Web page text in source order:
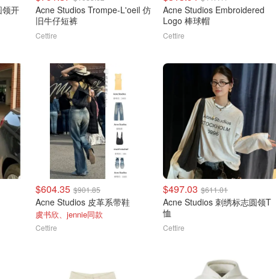
开
Acne Studios Trompe-L'oeil 仿
旧牛仔短裤
Cettire
Acne Studios Embroidered
Logo 棒球帽
Cettire
$604.35 $901.85
Acne Studios 皮革系带鞋
虞书欣、jennie同款
Cettire
$497.03 $611.01
Acne Studios 刺绣标志圆领T
恤
Cettire